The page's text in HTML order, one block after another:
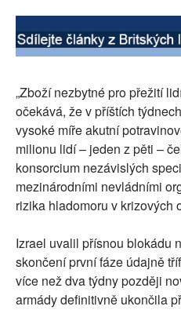
„Zboží nezbytné pro přežití
očekává, že v příštích
vysoké míře akutní
milionu lidí – jeden z pěti –
konsorcium nezávislých
mezinárodními nevládními
rizika hladomoru v krizových
Izrael uvalil přísnou blokádu
skončení první fáze údajně
více než dva týdny později
armády definitivně ukončila